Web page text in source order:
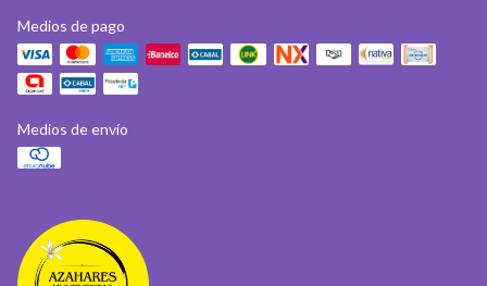
Medios de pago
Medios de envío